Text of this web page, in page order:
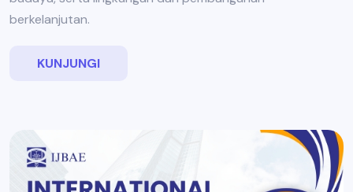
berkelanjutan.
KUNJUNGI